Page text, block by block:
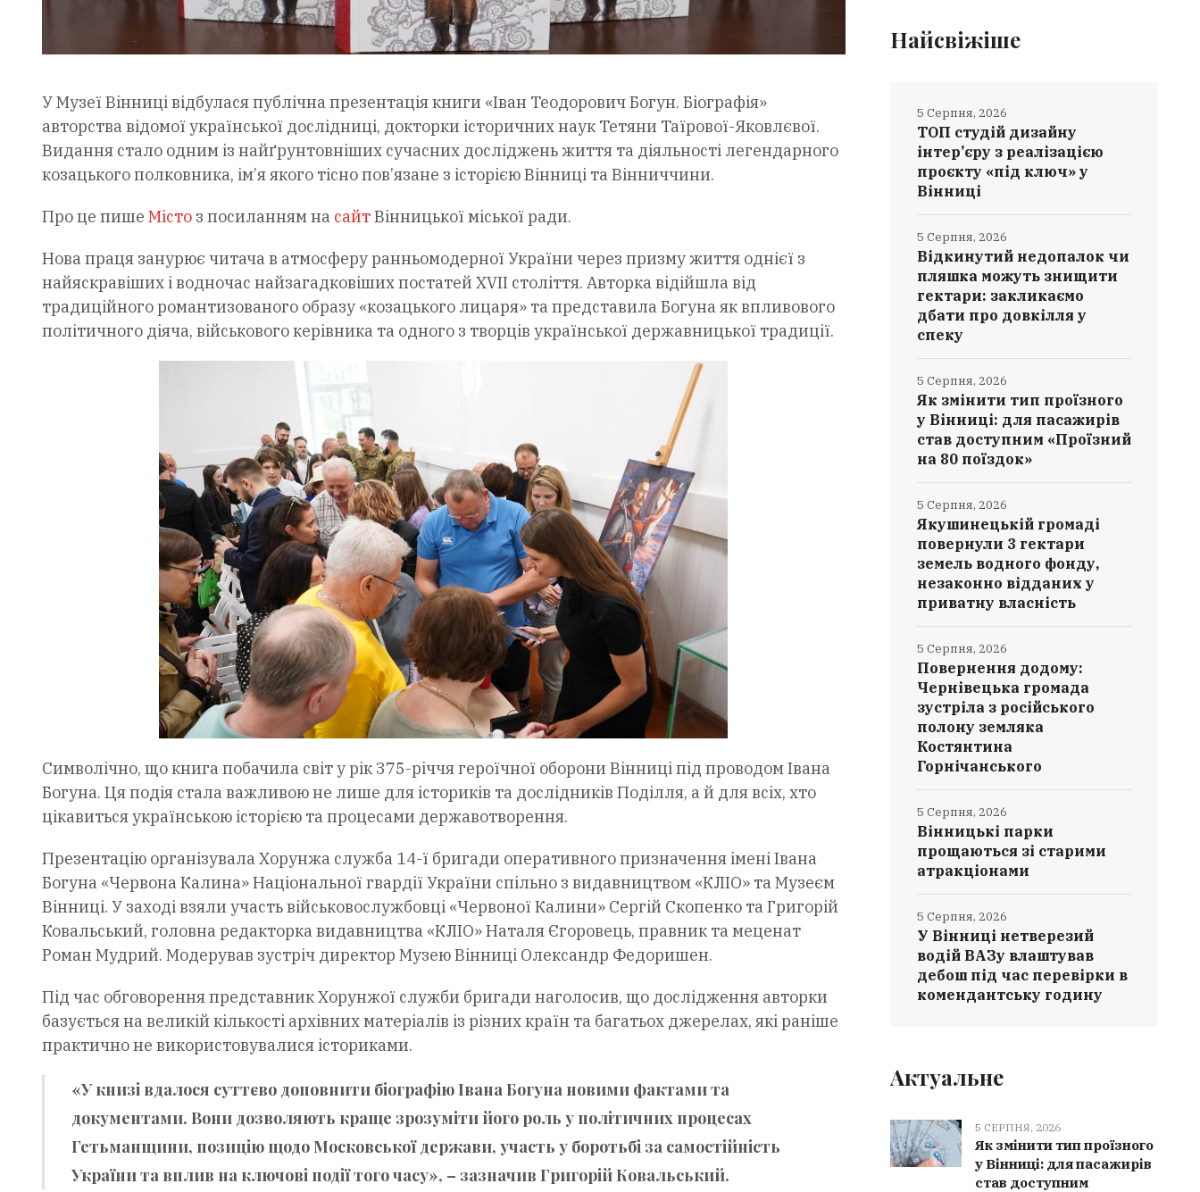
У Музеї Вінниці відбулася публічна презентація книги «Іван Теодорович Богун. Біографія»
авторства відомої української дослідниці, докторки історичних наук Тетяни Таїрової-Яковлєвої.
Видання стало одним із найґрунтовніших сучасних досліджень життя та діяльності легендарного
козацького полковника, ім’я якого тісно пов’язане з історією Вінниці та Вінниччини.
Про це пише Місто з посиланням на сайтВінницької міської ради.
Нова праця занурює читача в атмосферу ранньомодерної України через призму життя однієї з
найяскравіших і водночас найзагадковіших постатей XVII століття. Авторка відійшла від
традиційного романтизованого образу «козацького лицаря» та представила Богуна як впливового
політичного діяча, військового керівника та одного з творців української державницької традиції.
Символічно, що книга побачила світ у рік 375-річчя героїчної оборони Вінниці під проводом Івана
Богуна. Ця подія стала важливою не лише для істориків та дослідників Поділля, а й для всіх, хто
цікавиться українською історією та процесами державотворення.
Презентацію організувала Хорунжа служба 14-ї бригади оперативного призначення імені Івана
Богуна «Червона Калина» Національної гвардії України спільно з видавництвом «КЛІО» та Музеєм
Вінниці. У заході взяли участь військовослужбовці «Червоної Калини» Сергій Скопенко та Григорій
Ковальський, головна редакторка видавництва «КЛІО» Наталя Єгоровець, правник та меценат
Роман Мудрий. Модерував зустріч директор Музею Вінниці Олександр Федоришен.
Під час обговорення представник Хорунжої служби бригади наголосив, що дослідження авторки
базується на великій кількості архівних матеріалів із різних країн та багатьох джерелах, які раніше
практично не використовувалися істориками.
«У книзі вдалося суттєво доповнити біографію Івана Богуна новими фактами та
документами. Вони дозволяють краще зрозуміти його роль у політичних процесах
Гетьманщини, позицію щодо Московської держави, участь у боротьбі за самостійність
України та вплив на ключові події того часу», – зазначив Григорій Ковальський.
Найсвіжіше
ТОП студій дизайну
інтер’єру з реалізацією
проєкту «під ключ» у
Вінниці
5 Серпня, 2026
Відкинутий недопалок чи
пляшка можуть знищити
гектари: закликаємо
дбати про довкілля у
спеку
5 Серпня, 2026
Як змінити тип проїзного
у Вінниці: для пасажирів
став доступним «Проїзний
на 80 поїздок»
5 Серпня, 2026
Якушинецькій громаді
повернули 3 гектари
земель водного фонду,
незаконно відданих у
приватну власність
5 Серпня, 2026
Повернення додому:
Чернівецька громада
зустріла з російського
полону земляка
Костянтина
Горнічанського
5 Серпня, 2026
Вінницькі парки
прощаються зі старими
атракціонами
5 Серпня, 2026
У Вінниці нетверезий
водій ВАЗу влаштував
дебош під час перевірки в
комендантську годину
5 Серпня, 2026
Актуальне
5 СЕРПНЯ, 2026
Як змінити тип проїзного
у Вінниці: для пасажирів
став доступним